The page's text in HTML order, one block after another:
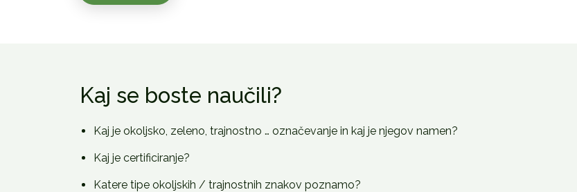
trajnostno
Kaj se boste naučili?
Kaj je okoljsko, zeleno, trajnostno … označevanje in kaj je njegov namen?
Kaj je certificiranje?
Katere tipe okoljskih / trajnostnih znakov poznamo?